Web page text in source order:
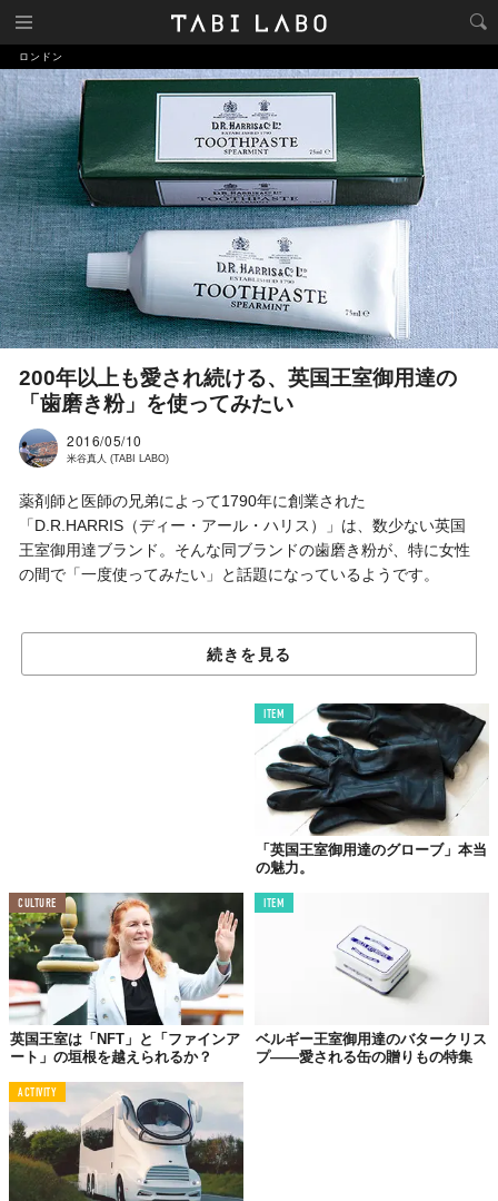
ロンドン
200年以上も愛され続ける、英国王室御用達の
「歯磨き粉」を使ってみたい
2016/05/10
米谷真人 (TABI LABO)
薬剤師と医師の兄弟によって1790年に創業された
「D.R.HARRIS（ディー・アール・ハリス）」は、数少ない英国
王室御用達ブランド。そんな同ブランドの歯磨き粉が、特に女性
の間で「一度使ってみたい」と話題になっているようです。
スペアミントの爽やかな
デザインも魅力！
「D.R.HARRIS」は、高級店が建ち並ぶセントジェームズ通りに
200年以上も店を構えています。もちろん、ロンドンで最も古い
薬局のひとつ。
続きを見る
ITEM
「英国王室御用達のグローブ」本当
の魅力。
CULTURE
英国王室は「NFT」と「ファインア
ート」の垣根を越えられるか？
ITEM
ベルギー王室御用達のバタークリス
プ――愛される缶の贈りもの特集
ACTIVITY